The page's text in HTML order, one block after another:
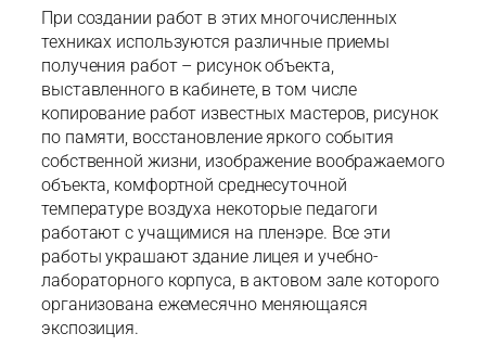
При создании работ в этих многочисленных
техниках используются различные приемы
получения работ – рисунок объекта,
выставленного в кабинете, в том числе
копирование работ известных мастеров, рисунок
по памяти, восстановление яркого события
собственной жизни, изображение воображаемого
объекта, комфортной среднесуточной
температуре воздуха некоторые педагоги
работают с учащимися на пленэре. Все эти
работы украшают здание лицея и учебно-
лабораторного корпуса, в актовом зале которого
организована ежемесячно меняющаяся
экспозиция.